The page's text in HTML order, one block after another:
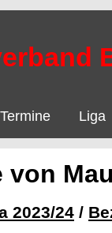
Termine Liga
von
2023/24 /